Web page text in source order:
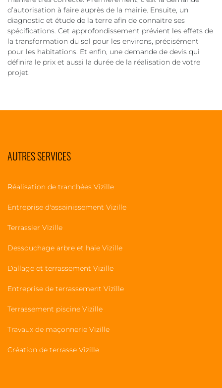
d’autorisation à faire auprès de la mairie. Ensuite, un
diagnostic et étude de la terre afin de connaitre ses
spécifications. Cet approfondissement prévient les effets de
la transformation du sol pour les environs, précisément
pour les habitations. Et enfin, une demande de devis qui
définira le prix et aussi la durée de la réalisation de votre
projet.
AUTRES SERVICES
Réalisation de tranchées Vizille
Entreprise d'assainissement Vizille
Terrassier Vizille
Dessouchage arbre et haie Vizille
Dallage et terrassement Vizille
Entreprise de terrassement Vizille
Terrassement piscine Vizille
Travaux de maçonnerie Vizille
Création de terrasse Vizille